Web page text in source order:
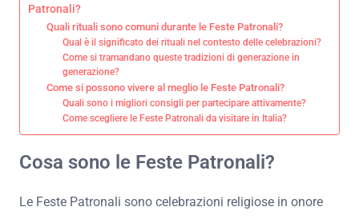
Patronali?
Quali rituali sono comuni durante le Feste Patronali?
Qual è il significato dei rituali nel contesto delle celebrazioni?
Come si tramandano queste tradizioni di generazione in
generazione?
Come si possono vivere al meglio le Feste Patronali?
Quali sono i migliori consigli per partecipare attivamente?
Come scegliere le Feste Patronali da visitare in Italia?
Cosa sono le Feste Patronali?
Le Feste Patronali sono celebrazioni religiose in onore